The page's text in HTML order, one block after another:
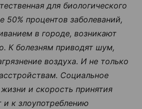
для биологического
50% процентов заболеваний,
в городе, возникают
К болезням приводят шум,
воздуха. И не только
Социальное
и скорость принятия
к злоупотреблению